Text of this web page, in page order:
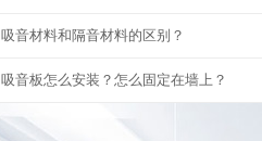
吸音材料和隔音材料的区别？
吸音板怎么安装？怎么固定在墙上？